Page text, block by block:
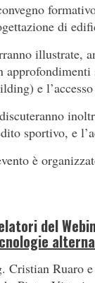
di
illustrate,
e
sportivo, e
è
del
Cristian Ruaro